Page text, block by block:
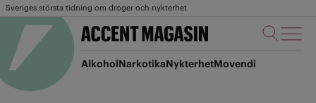
Sveriges största tidning om droger och nykterhet
AlkoholNarkotikaNykterhetMovendi